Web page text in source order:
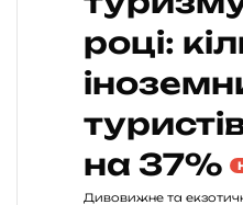
році:
на 37%
Дивовижне та